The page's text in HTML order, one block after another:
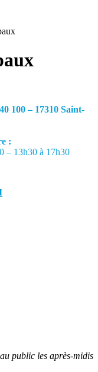
100 – 17310 Saint-
:
– 13h30 à 17h30
public les après-midis